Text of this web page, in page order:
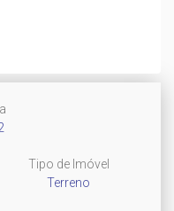
Tipo de Imóvel
Terreno